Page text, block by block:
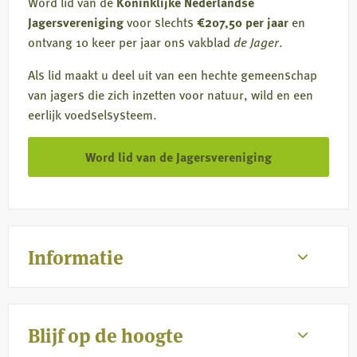
Informatie
Jagersverenigingvoor slechts €207,50 per jaar en
ontvang 10 keer per jaar ons vakblad de Jager.
Als lid maakt u deel uit van een hechte gemeenschap
van jagers die zich inzetten voor natuur, wild en een
eerlijk voedselsysteem.
Word lid van de Jagersvereniging
Blijf op de hoogte